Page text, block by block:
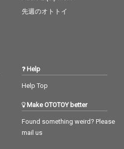
先週のオトトイ
Help
Help Top
Make OTOTOY better
Found something weird? Please
mail us